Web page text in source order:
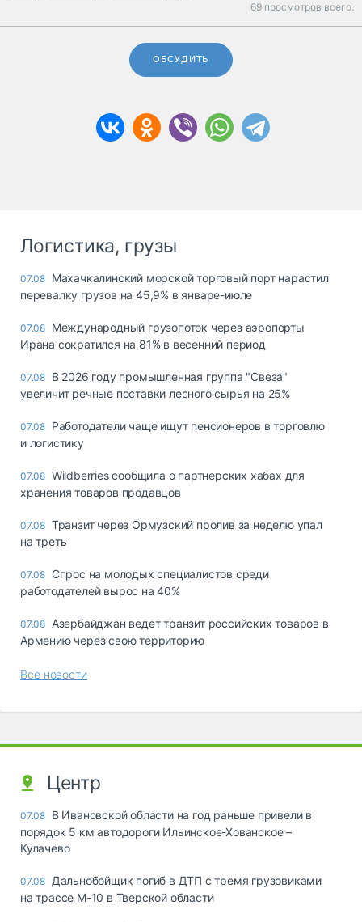
69 просмотров всего.
ОБСУДИТЬ
Логистика, грузы
07.08 Махачкалинский морской торговый порт нарастил
перевалку грузов на 45,9% в январе-июле
07.08 Международный грузопоток через аэропорты
Ирана сократился на 81% в весенний период
07.08 В 2026 году промышленная группа "Свеза"
увеличит речные поставки лесного сырья на 25%
07.08 Работодатели чаще ищут пенсионеров в торговлю
и логистику
07.08 Wildberries сообщила о партнерских хабах для
хранения товаров продавцов
07.08 Транзит через Ормузский пролив за неделю упал
на треть
07.08 Спрос на молодых специалистов среди
работодателей вырос на 40%
07.08 Азербайджан ведет транзит российских товаров в
Армению через свою территорию
Все новости
Центр
07.08 В Ивановской области на год раньше привели в
порядок 5 км автодороги Ильинское-Хованское –
Кулачево
07.08 Дальнобойщик погиб в ДТП с тремя грузовиками
на трассе М-10 в Тверской области